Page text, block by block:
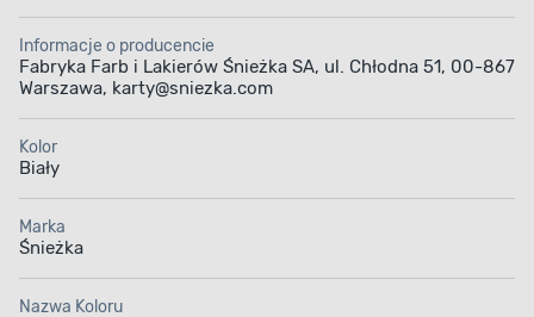
Informacje o producencie
Fabryka Farb i Lakierów Śnieżka SA, ul. Chłodna 51, 00-867
Warszawa, karty@sniezka.com
Kolor
Biały
Marka
Śnieżka
Nazwa Koloru